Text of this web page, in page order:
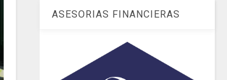
ASESORIAS FINANCIERAS